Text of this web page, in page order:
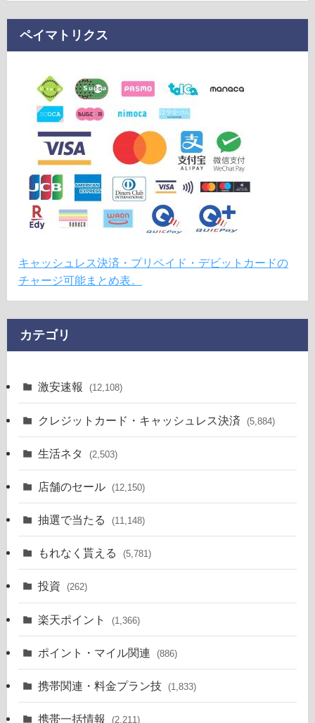
ペイマトリクス
キャッシュレス決済・プリペイド・デビットカードの
チャージ可能まとめ表。
カテゴリ
激安速報 (12,108)
クレジットカード・キャッシュレス決済 (5,884)
生活ネタ (2,503)
店舗のセール (12,150)
抽選で当たる (11,148)
もれなく貰える (5,781)
投資 (262)
楽天ポイント (1,366)
ポイント・マイル関連 (886)
携帯関連・料金プラン技 (1,833)
携帯一括情報 (2,211)